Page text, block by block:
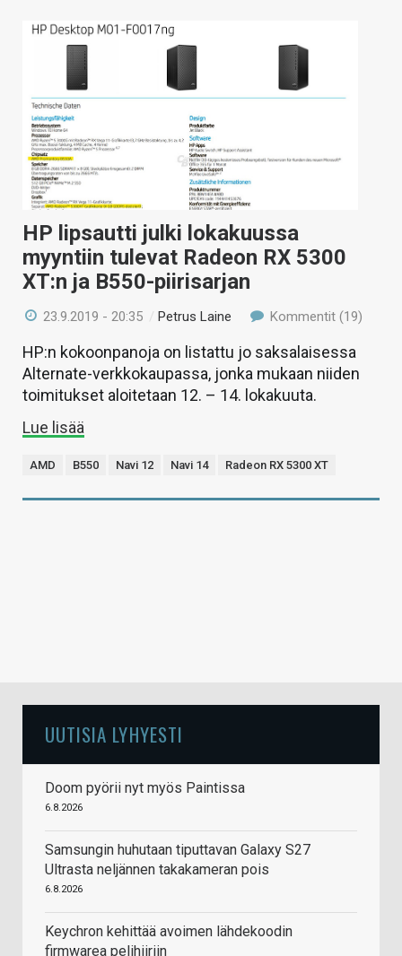
HP lipsautti julki lokakuussa
myyntiin tulevat Radeon RX 5300
XT:n ja B550-piirisarjan
23.9.2019 - 20:35 /Petrus Laine Kommentit (19)
HP:n kokoonpanoja on listattu jo saksalaisessa
Alternate-verkkokaupassa, jonka mukaan niiden
toimitukset aloitetaan 12. – 14. lokakuuta.
Lue lisää
AMD B550 Navi 12 Navi 14 Radeon RX 5300 XT
UUTISIA LYHYESTI
Doom pyörii nyt myös Paintissa
6.8.2026
Samsungin huhutaan tiputtavan Galaxy S27
Ultrasta neljännen takakameran pois
6.8.2026
Keychron kehittää avoimen lähdekoodin
firmwarea pelihiiriin